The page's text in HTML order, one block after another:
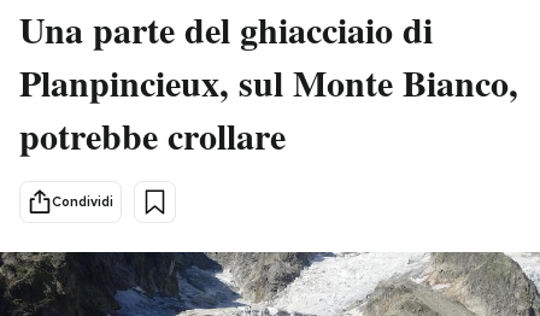
Italia
Politica
Tecnologia
Scienza
Economia
Sport
Moda
Consumismi
Altrecose
Mondiali calcio 2026
Una parte del ghiacciaio di
Planpincieux, sul Monte Bianco,
potrebbe crollare
Condividi